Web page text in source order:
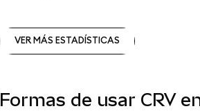
VER MÁS ESTADÍSTICAS
Formas de usar CRV